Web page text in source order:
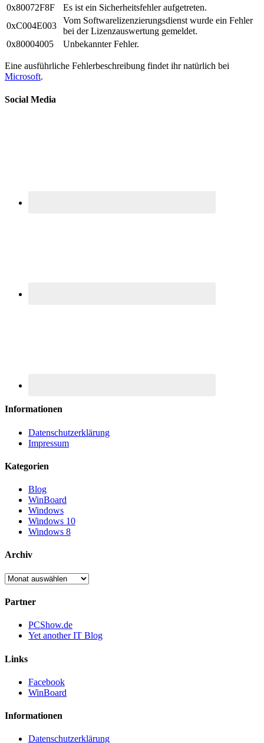
0x80072F8F
Es ist ein Sicherheitsfehler aufgetreten.
0xC004E003
Vom Softwarelizenzierungsdienst wurde ein Fehler
bei der Lizenzauswertung gemeldet.
0x80004005
Unbekannter Fehler.
Eine ausführliche Fehlerbeschreibung findet ihr natürlich bei
Microsoft.
Social Media
Informationen
Datenschutzerklärung
Impressum
Kategorien
Blog
WinBoard
Windows
Windows 10
Windows 8
Archiv
Archiv
Partner
PCShow.de
Yet another IT Blog
Links
Facebook
WinBoard
Informationen
Datenschutzerklärung